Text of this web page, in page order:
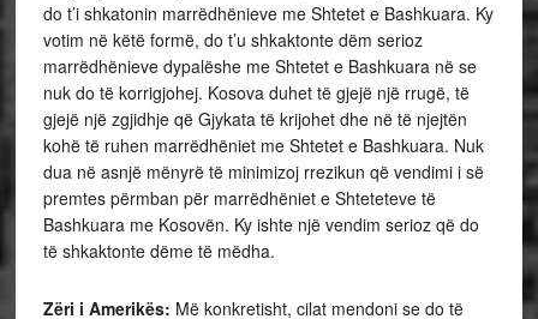
do t’i shkatonin marrëdhënieve me Shtetet e Bashkuara. Ky
votim në këtë formë, do t’u shkaktonte dëm serioz
marrëdhënieve dypalëshe me Shtetet e Bashkuara në se
nuk do të korrigjohej. Kosova duhet të gjejë një rrugë, të
gjejë një zgjidhje që Gjykata të krijohet dhe në të njejtën
kohë të ruhen marrëdhëniet me Shtetet e Bashkuara. Nuk
dua në asnjë mënyrë të minimizoj rrezikun që vendimi i së
premtes përmban për marrëdhëniet e Shteteteve të
Bashkuara me Kosovën. Ky ishte një vendim serioz që do
të shkaktonte dëme të mëdha.
Zëri i Amerikës: Më konkretisht, cilat mendoni se do të